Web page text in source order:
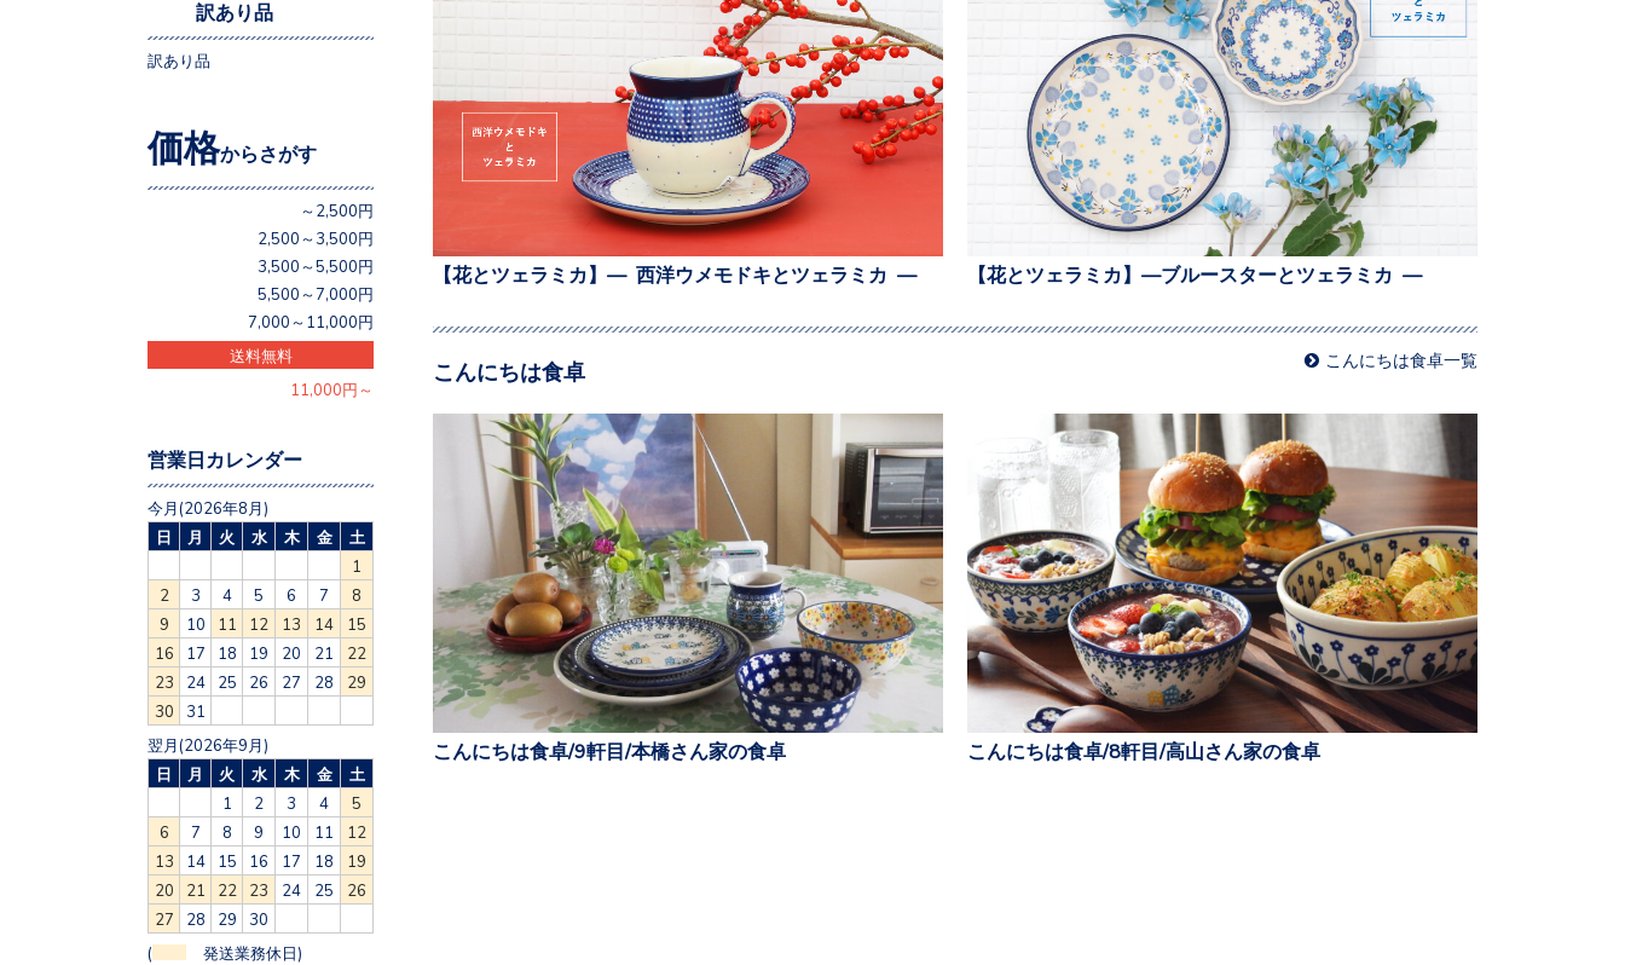
【花とツェラミカ】— 西洋ウメモドキとツェラミカ — 【花とツェラミカ】—ブルースターとツェラミカ —
こんにちは食卓 こんにちは食卓一覧
こんにちは食卓/9軒目/本橋さん家の食卓 こんにちは食卓/8軒目/高山さん家の食卓
訳あり品
訳あり品
価格からさがす
～2,500円
2,500～3,500円
3,500～5,500円
5,500～7,000円
7,000～11,000円
送料無料
11,000円～
営業日カレンダー
今月(2026年8月)
日
月 火 水 木 金
土
1
2
3 4 5 6 7
8
9
10 11 12 13 14
15
16
17 18 19 20 21
22
23
24 25 26 27 28
29
30
31
翌月(2026年9月)
日
月 火 水 木 金
土
1
2 3 4
5
6
7 8 9 10 11
12
13
14 15 16 17 18
19
20
21 22 23 24 25
26
27
28 29 30
( 発送業務休日)